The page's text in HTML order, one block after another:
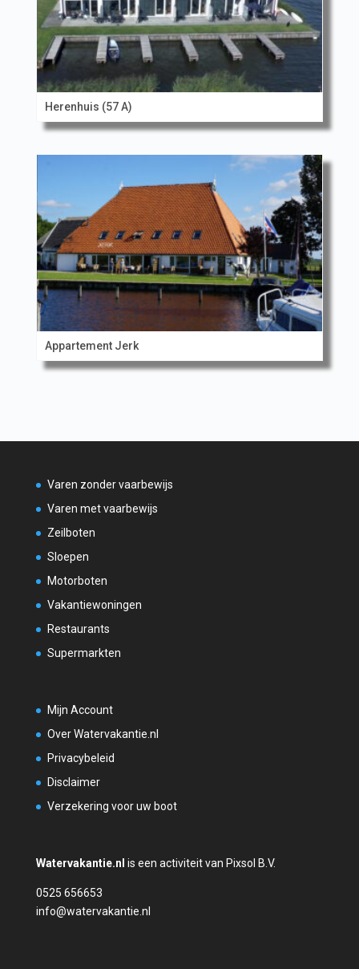
Herenhuis (57 A)
Appartement Jerk
Varen zonder vaarbewijs
Varen met vaarbewijs
Zeilboten
Sloepen
Motorboten
Vakantiewoningen
Restaurants
Supermarkten
Mijn Account
Over Watervakantie.nl
Privacybeleid
Disclaimer
Verzekering voor uw boot
Watervakantie.nl is een activiteit van Pixsol B.V.
0525 656653
info@watervakantie.nl